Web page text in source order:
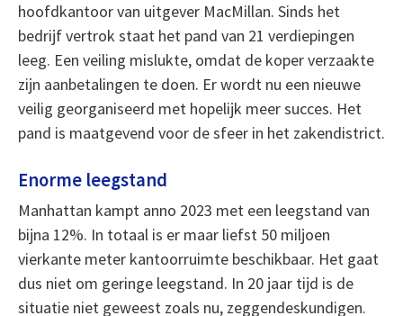
hoofdkantoor van uitgever MacMillan. Sinds het
bedrijf vertrok staat het pand van 21 verdiepingen
leeg. Een veiling mislukte, omdat de koper verzaakte
zijn aanbetalingen te doen. Er wordt nu een nieuwe
veilig georganiseerd met hopelijk meer succes. Het
pand is maatgevend voor de sfeer in het zakendistrict.
Enorme leegstand
Manhattan kampt anno 2023 met een leegstand van
bijna 12%. In totaal is er maar liefst 50 miljoen
vierkante meter kantoorruimte beschikbaar. Het gaat
dus niet om geringe leegstand. In 20 jaar tijd is de
situatie niet geweest zoals nu, zeggendeskundigen.